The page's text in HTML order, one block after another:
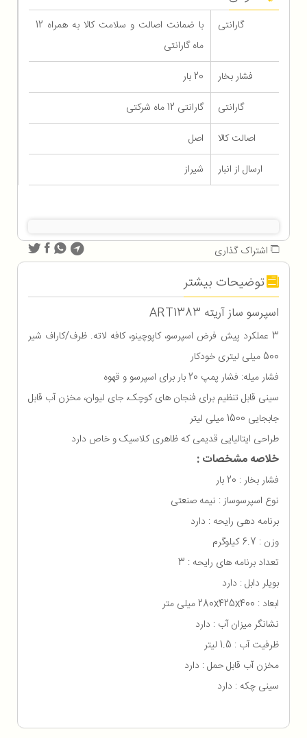
گارانتی
با ضمانت اصالت و سلامت کالا به همراه 12
ماه گارانتی
فشار بخار
20 بار
گارانتی
گارانتی 12 ماه شرکتی
اصالت کالا
اصل
ارسال از انبار
شیراز
اشتراک گذاری
توضیحات بیشتر
اسپرسو ساز آریته ART1383
3 عملکرد پیش فرض اسپرسو، کاپوچینو، کافه لاته. ظرف/کاراف شیر
500 میلی لیتری خودکار
فشار میله: فشار پمپ 20 بار برای اسپرسو و قهوه
سینی قابل تنظیم برای فنجان های کوچک، جای لیوان، مخزن آب قابل
جابجایی 1500 میلی لیتر
طراحی ایتالیایی قدیمی که ظاهری کلاسیک و خاص دارد
خلاصه مشخصات :
فشار بخار : 20 بار
نوع اسپرسوساز : نیمه صنعتی
برنامه دهی رایحه : دارد
وزن : 6.7 کیلوگرم
تعداد برنامه های رایحه : 3
بویلر دابل : دارد
ابعاد : 280x425x400 میلی متر
نشانگر میزان آب : دارد
ظرفیت آب : 1.5 لیتر
مخزن آب قابل حمل : دارد
سینی چکه : دارد